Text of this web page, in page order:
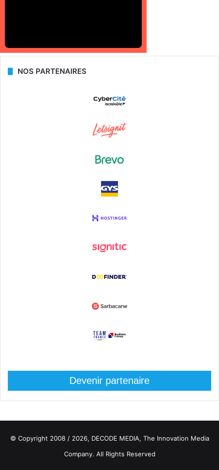
NOS PARTENAIRES
Devenir partenaire
© Copyright 2008 / 2026, DECODE MEDIA, The Innovation Media
Company. All Rights Reserved